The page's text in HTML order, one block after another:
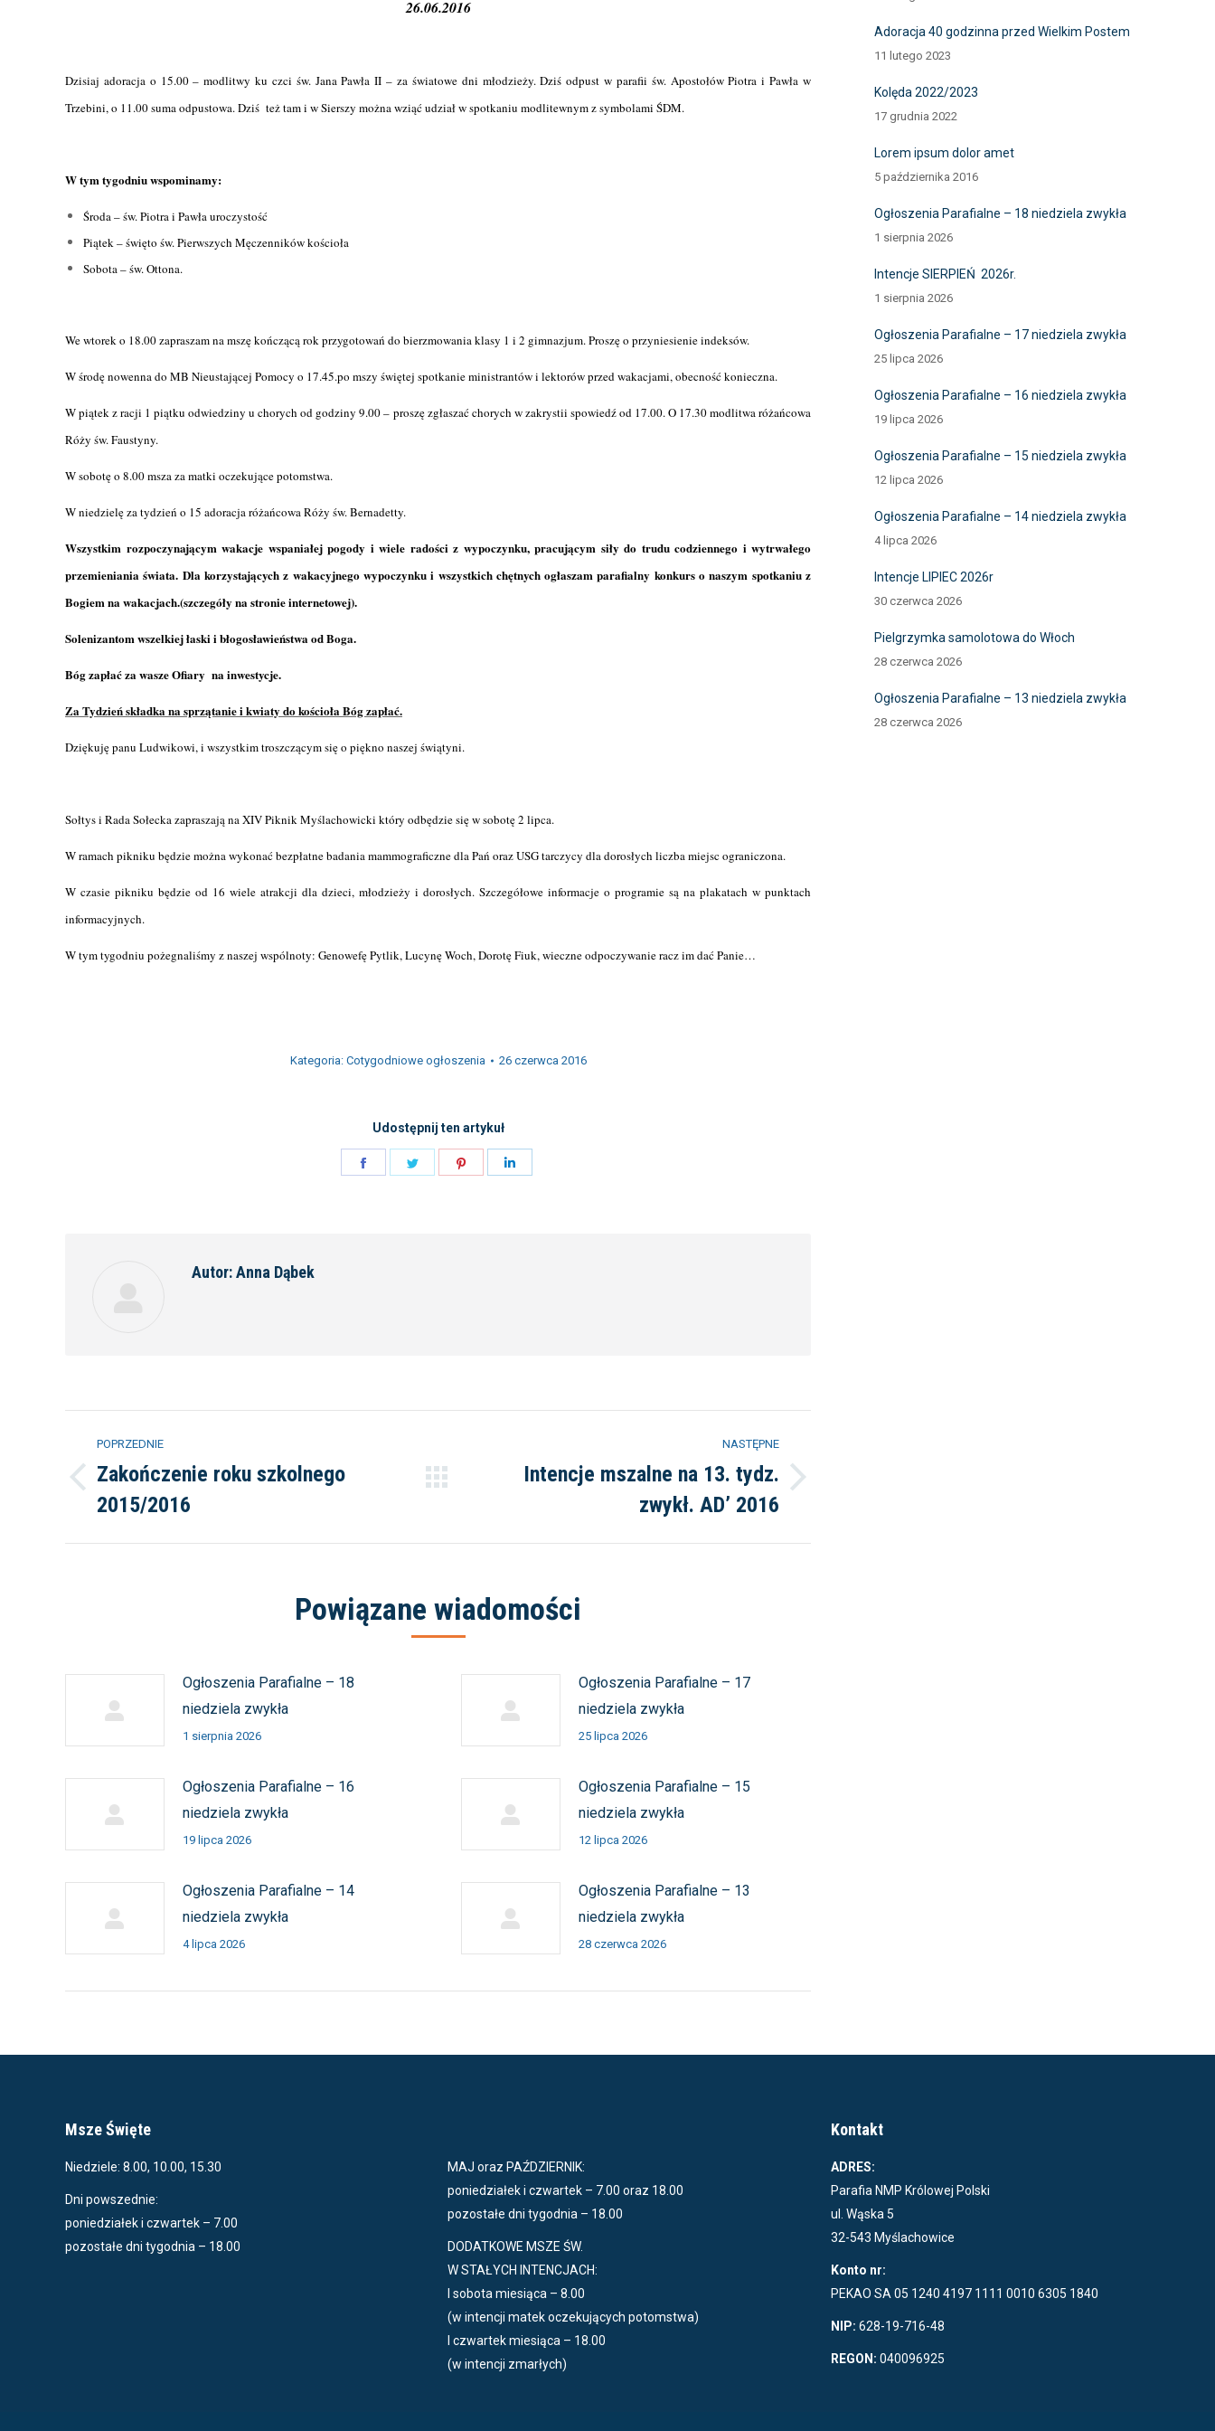
2019 ,
pills to
26.06.2016
Dzisiaj adoracja o 15.00 – modlitwy ku czci św. Jana Pawła II – za światowe dni młodzieży. Dziś odpust w parafii św. Apostołów Piotra i Pawła w
Trzebini, o 11.00 suma odpustowa. Dziś też tam i w Sierszy można wziąć udział w spotkaniu modlitewnym z symbolami ŚDM.
W tym tygodniu wspominamy:
Środa – św. Piotra i Pawła uroczystość
Piątek – święto św. Pierwszych Męczenników kościoła
Sobota – św. Ottona.
We wtorek o 18.00 zapraszam na mszę kończącą rok przygotowań do bierzmowania klasy 1 i 2 gimnazjum. Proszę o przyniesienie indeksów.
W środę nowenna do MB Nieustającej Pomocy o 17.45.po mszy świętej spotkanie ministrantów i lektorów przed wakacjami, obecność konieczna.
W piątek z racji 1 piątku odwiedziny u chorych od godziny 9.00 – proszę zgłaszać chorych w zakrystii spowiedź od 17.00. O 17.30 modlitwa różańcowa
Róży św. Faustyny.
W sobotę o 8.00 msza za matki oczekujące potomstwa.
W niedzielę za tydzień o 15 adoracja różańcowa Róży św. Bernadetty.
Wszystkim rozpoczynającym wakacje wspaniałej pogody i wiele radości z wypoczynku, pracującym siły do trudu codziennego i wytrwałego
przemieniania świata. Dla korzystających z wakacyjnego wypoczynku i wszystkich chętnych ogłaszam parafialny konkurs o naszym spotkaniu z
Bogiem na wakacjach.(szczegóły na stronie internetowej).
Solenizantom wszelkiej łaski i błogosławieństwa od Boga.
Bóg zapłać za wasze Ofiary na inwestycje.
Za Tydzień składka na sprzątanie i kwiaty do kościoła Bóg zapłać.
Dziękuję panu Ludwikowi, i wszystkim troszczącym się o piękno naszej świątyni.
Sołtys i Rada Sołecka zapraszają na XIV Piknik Myślachowicki który odbędzie się w sobotę 2 lipca.
W ramach pikniku będzie można wykonać bezpłatne badania mammograficzne dla Pań oraz USG tarczycy dla dorosłych liczba miejsc ograniczona.
W czasie pikniku będzie od 16 wiele atrakcji dla dzieci, młodzieży i dorosłych. Szczegółowe informacje o programie są na plakatach w punktach
informacyjnych.
W tym tygodniu pożegnaliśmy z naszej wspólnoty: Genowefę Pytlik, Lucynę Woch, Dorotę Fiuk, wieczne odpoczywanie racz im dać Panie…
Kategoria: Cotygodniowe ogłoszenia 26 czerwca 2016
Udostępnij ten artykuł
Share
Autor:Anna Dąbek
Nawigacja
wpisów
POPRZEDNIE
wpis:
Zakończenie roku szkolnego
2015/2016
NASTĘPNE
Intencje mszalne na 13. tydz.
zwykł. AD’ 2016
Powiązane wiadomości
Ogłoszenia Parafialne – 18
niedziela zwykła
1 sierpnia 2026
Ogłoszenia Parafialne – 17
niedziela zwykła
25 lipca 2026
Ogłoszenia Parafialne – 16
niedziela zwykła
19 lipca 2026
Ogłoszenia Parafialne – 15
niedziela zwykła
12 lipca 2026
Ogłoszenia Parafialne – 14
niedziela zwykła
4 lipca 2026
Ogłoszenia Parafialne – 13
niedziela zwykła
28 czerwca 2026
Adoracja 40 godzinna przed Wielkim Postem
11 lutego 2023
Kolęda 2022/2023
17 grudnia 2022
Lorem ipsum dolor amet
5 października 2016
Ogłoszenia Parafialne – 18 niedziela zwykła
1 sierpnia 2026
Intencje SIERPIEŃ 2026r.
1 sierpnia 2026
Ogłoszenia Parafialne – 17 niedziela zwykła
25 lipca 2026
Ogłoszenia Parafialne – 16 niedziela zwykła
19 lipca 2026
Ogłoszenia Parafialne – 15 niedziela zwykła
12 lipca 2026
Ogłoszenia Parafialne – 14 niedziela zwykła
4 lipca 2026
Intencje LIPIEC 2026r
30 czerwca 2026
Pielgrzymka samolotowa do Włoch
28 czerwca 2026
Ogłoszenia Parafialne – 13 niedziela zwykła
28 czerwca 2026
Msze Święte
Niedziele: 8.00, 10.00, 15.30
Dni powszednie:
poniedziałek i czwartek – 7.00
pozostałe dni tygodnia – 18.00
MAJ oraz PAŹDZIERNIK:
poniedziałek i czwartek – 7.00 oraz 18.00
pozostałe dni tygodnia – 18.00
DODATKOWE MSZE ŚW.
W STAŁYCH INTENCJACH:
I sobota miesiąca – 8.00
(w intencji matek oczekujących potomstwa)
I czwartek miesiąca – 18.00
(w intencji zmarłych)
Kontakt
ADRES:
Parafia NMP Królowej Polski
ul. Wąska 5
32-543 Myślachowice
Konto nr:
PEKAO SA 05 1240 4197 1111 0010 6305 1840
NIP: 628-19-716-48
REGON: 040096925
belly fat,
effective